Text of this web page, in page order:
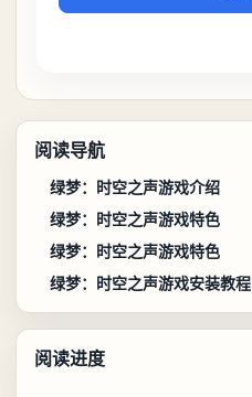
阅读导航
绿梦：时空之声游戏介绍
绿梦：时空之声游戏特色
绿梦：时空之声游戏特色
绿梦：时空之声游戏安装教程
阅读进度